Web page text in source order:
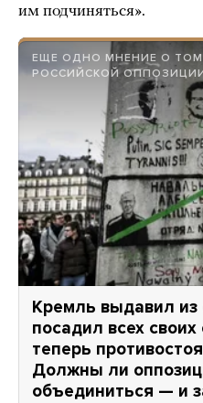
им подчиняться».
ЕЩЕ ОДНО МНЕНИЕ О
РОССИЙСКОЙ
Кремль выдавил из
посадил всех
теперь
Должны ли
объединиться — и